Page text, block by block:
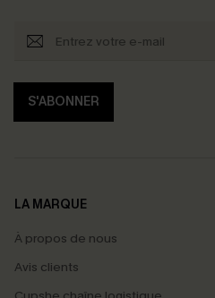
S'ABONNER
LA MARQUE
À propos de nous
Avis clients